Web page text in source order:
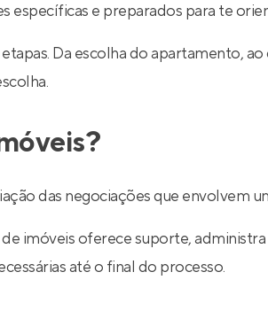
e preparados para te
Da escolha do apartamento,
das negociações que envolvem
imóveis oferece suporte,
até o final do processo.